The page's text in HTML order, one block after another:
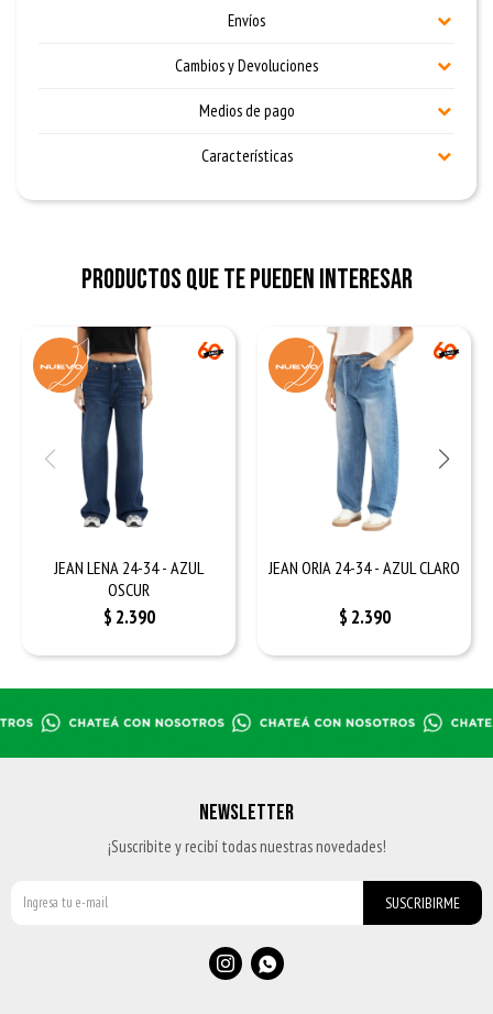
Envíos
Cambios y Devoluciones
Medios de pago
Características
Productos que te pueden interesar
JEAN LENA 24-34 - AZUL
OSCUR
$ 2.390
JEAN ORIA 24-34 - AZUL CLARO
$ 2.390
NEWSLETTER
¡Suscribite y recibí todas nuestras novedades!
SUSCRIBIRME
 